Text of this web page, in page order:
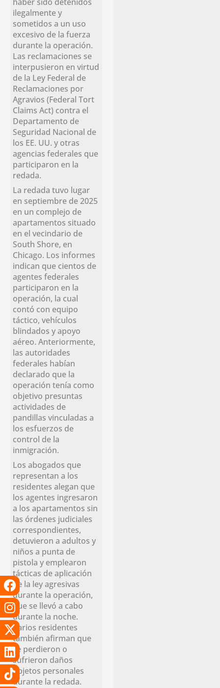
ilegalmente y
sometidos a un uso
excesivo de la fuerza
durante la operación.
Las reclamaciones se
interpusieron en virtud
de la Ley Federal de
Reclamaciones por
Agravios (Federal Tort
Claims Act) contra el
Departamento de
Seguridad Nacional de
los EE. UU. y otras
agencias federales que
participaron en la
redada.
La redada tuvo lugar
en septiembre de 2025
en un complejo de
apartamentos situado
en el vecindario de
South Shore, en
Chicago. Los informes
indican que cientos de
agentes federales
participaron en la
operación, la cual
contó con equipo
táctico, vehículos
blindados y apoyo
aéreo. Anteriormente,
las autoridades
federales habían
declarado que la
operación tenía como
objetivo presuntas
actividades de
pandillas vinculadas a
los esfuerzos de
control de la
inmigración.
Los abogados que
representan a los
residentes alegan que
los agentes ingresaron
a los apartamentos sin
las órdenes judiciales
correspondientes,
detuvieron a adultos y
niños a punta de
pistola y emplearon
tácticas de aplicación
de la ley agresivas
durante la operación,
que se llevó a cabo
durante la noche.
Varios residentes
también afirman que
se perdieron o
sufrieron daños
objetos personales
durante la redada.
Facebook
Instagram
X-
twitter
Linkedin
Tiktok
Youtube